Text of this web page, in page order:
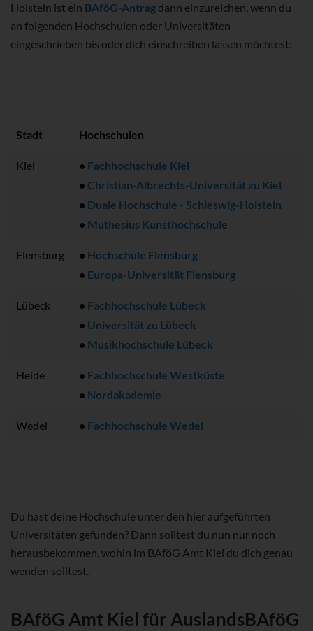
Holstein ist ein BAföG-Antrag dann einzureichen, wenn du
an folgenden Hochschulen oder Universitäten
eingeschrieben bis oder dich einschreiben lassen möchtest:
Stadt Hochschulen
Kiel • Fachhochschule Kiel
• Christian-Albrechts-Universität zu Kiel
• Duale Hochschule - Schleswig-Holstein
• Muthesius Kunsthochschule
Flensburg • Hochschule Flensburg
• Europa-Universität Flensburg
Lübeck • Fachhochschule Lübeck
• Universität zu Lübeck
• Musikhochschule Lübeck
Heide • Fachhochschule Westküste
• Nordakademie
Wedel • Fachhochschule Wedel
Du hast deine Hochschule unter den hier aufgeführten
Universitäten gefunden? Dann solltest du nun nur noch
herausbekommen, wohin im BAföG Amt Kiel du dich genau
wenden solltest.
BAföG Amt Kiel für AuslandsBAföG